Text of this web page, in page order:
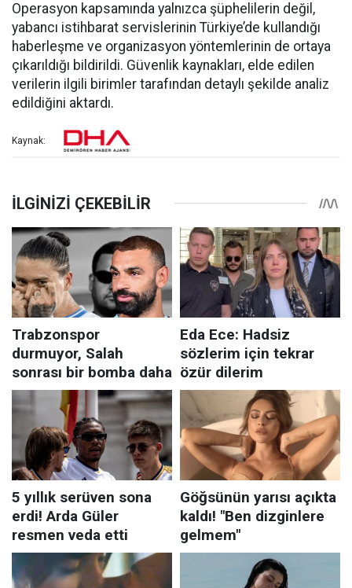
Operasyon kapsamında yalnızca şüphelilerin değil,
yabancı istihbarat servislerinin Türkiye’de kullandığı
haberleşme ve organizasyon yöntemlerinin de ortaya
çıkarıldığı bildirildi. Güvenlik kaynakları, elde edilen
verilerin ilgili birimler tarafından detaylı şekilde analiz
edildiğini aktardı.
Kaynak: